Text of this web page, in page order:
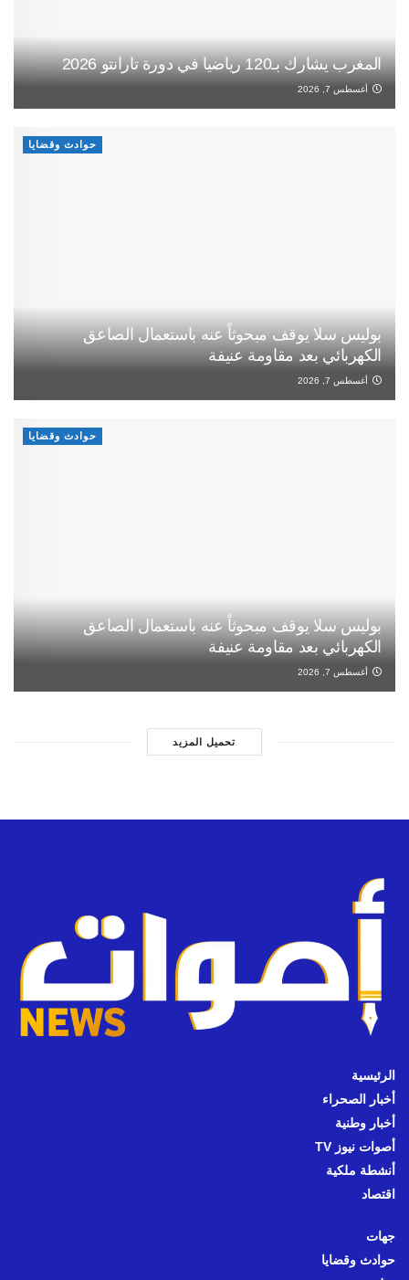
المغرب يشارك بـ120 رياضيا في دورة تارانتو 2026
أغسطس 7, 2026
حوادث وقضايا
بوليس سلا يوقف مبحوثاً عنه باستعمال الصاعق
الكهربائي بعد مقاومة عنيفة
أغسطس 7, 2026
حوادث وقضايا
بوليس سلا يوقف مبحوثاً عنه باستعمال الصاعق
الكهربائي بعد مقاومة عنيفة
أغسطس 7, 2026
تحميل المزيد
الرئيسية
أخبار الصحراء
أخبار وطنية
أصوات نيوز TV
أنشطة ملكية
اقتصاد
جهات
حوادث وقضايا